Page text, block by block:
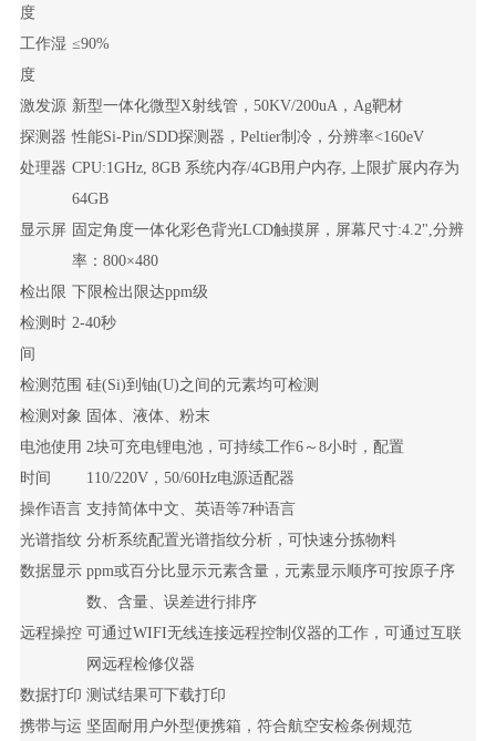
度
工作湿
度
≤90%
激发源 新型一体化微型X射线管，50KV/200uA，Ag靶材
探测器 性能Si-Pin/SDD探测器，Peltier制冷，分辨率<160eV
处理器 CPU:1GHz, 8GB 系统内存/4GB用户内存, 上限扩展内存为
64GB
显示屏 固定角度一体化彩色背光LCD触摸屏，屏幕尺寸:4.2",分辨
率：800×480
检出限 下限检出限达ppm级
检测时
间
2-40秒
检测范围 硅(Si)到铀(U)之间的元素均可检测
检测对象 固体、液体、粉末
电池使用
时间
2块可充电锂电池，可持续工作6～8小时，配置
110/220V，50/60Hz电源适配器
操作语言 支持简体中文、英语等7种语言
光谱指纹 分析系统配置光谱指纹分析，可快速分拣物料
数据显示 ppm或百分比显示元素含量，元素显示顺序可按原子序
数、含量、误差进行排序
远程操控 可通过WIFI无线连接远程控制仪器的工作，可通过互联
网远程检修仪器
数据打印 测试结果可下载打印
携带与运 坚固耐用户外型便携箱，符合航空安检条例规范